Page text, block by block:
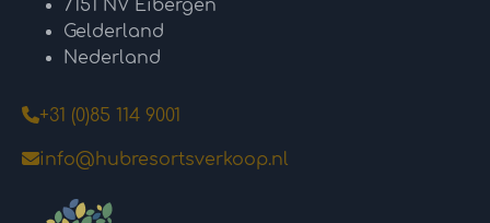
7151 NV Eibergen
Gelderland
Nederland
+31 (0)85 114 9001
info@hubresortsverkoop.nl